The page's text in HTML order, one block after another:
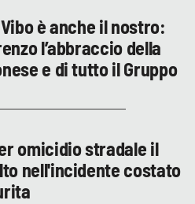
è anche il nostro:
l’abbraccio della
e di tutto il Gruppo
omicidio stradale il
nell'incidente costato